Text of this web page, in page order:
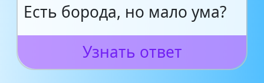
Есть борода, но мало ума?
Узнать ответ